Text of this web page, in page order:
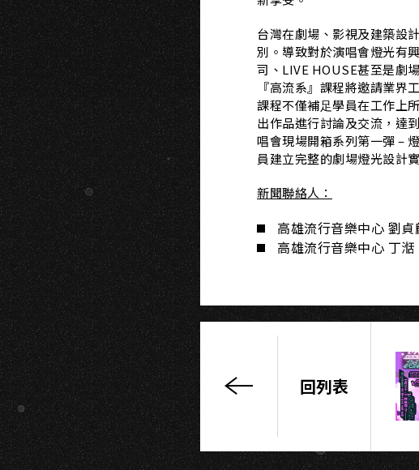
台灣在劇場、影視及建築設
別。導致對於演唱會燈光有
司、LIVE HOUSE甚至是劇
『高流系』課程將邀請業界
課程不僅補⾜學員在⼯作上
出作品進⾏討論及交流，達
唱會現場開箱系列第一彈 –
員建立完整的劇場燈光設計
新聞聯絡人：
高雄流行音樂中心 劉
高雄流行音樂中心 丁
演
回列表